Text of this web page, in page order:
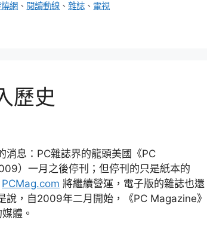
網 、 閱讀動線 、雜誌 、 電視
歷史
消息：PC雜誌界的龍頭美國《PC
）一月之後停刊；但停刊的只是紙本的
PCMag.com 將繼續營運，電子版的雜誌也還
說，自2009年二月開始，《PC Magazine》
體。